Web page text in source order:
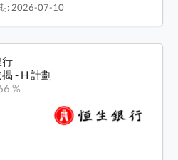
: 2026-07-10
- H 計劃
%